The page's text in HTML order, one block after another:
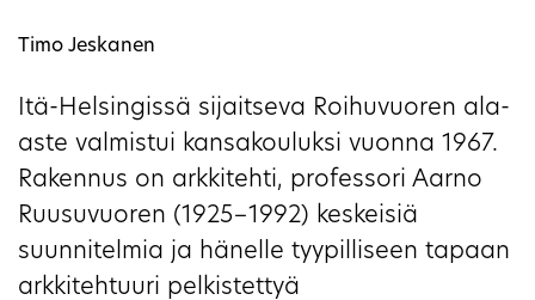
Timo Jeskanen
Itä-Helsingissä sijaitseva Roihuvuoren ala-
aste valmistui kansakouluksi vuonna 1967.
Rakennus on arkkitehti, professori Aarno
Ruusuvuoren (1925−1992) keskeisiä
suunnitelmia ja hänelle tyypilliseen tapaan
arkkitehtuuri pelkistettyä